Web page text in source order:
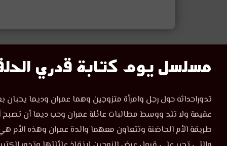
مسلسل
يوم
كتابة
مسلسل يوم كتابة قدري الحلقة
مشاهدة
مسلسل
يوم
كتابة
قدري
تدوراحداثه حول رجل وامرأة متزوجين وهما عمران وديما يحبان
عقيمة ولا تلد ووسط مطالبات عائلة عمران وحب ديما أن تصبح
طريقة الأم الحاضنة وتتعاون معهما والدة عمران وهذه الأم